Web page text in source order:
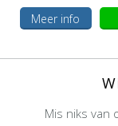
Meer info
Mis niks van